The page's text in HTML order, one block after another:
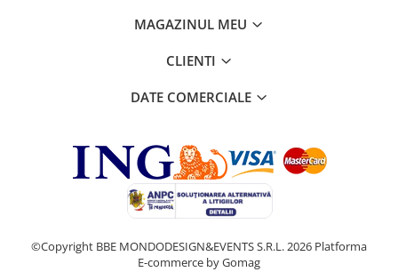
MAGAZINUL MEU
CLIENTI
DATE COMERCIALE
©Copyright BBE MONDODESIGN&EVENTS S.R.L. 2026 Platforma
E-commerce by Gomag